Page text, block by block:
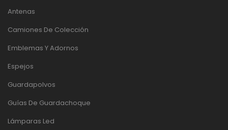
Antenas
Camiones De Colección
Emblemas Y Adornos
Espejos
Guardapolvos
Guías De Guardachoque
Lámparas Led